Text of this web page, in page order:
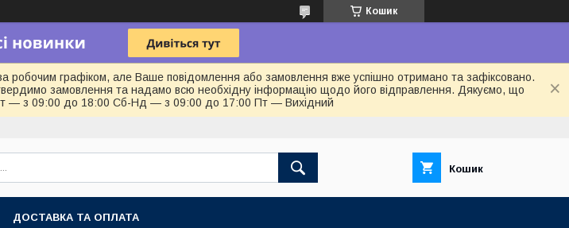
Кошик
графіком, але Ваше повідомлення або замовлення вже успішно отримано та зафіксовано.
замовлення та надамо всю необхідну інформацію щодо його відправлення. Дякуємо, що
— з 09:00 до 18:00 Сб-Нд — з 09:00 до 17:00 Пт — Вихідний
Кошик
ДОСТАВКА ТА ОПЛАТА